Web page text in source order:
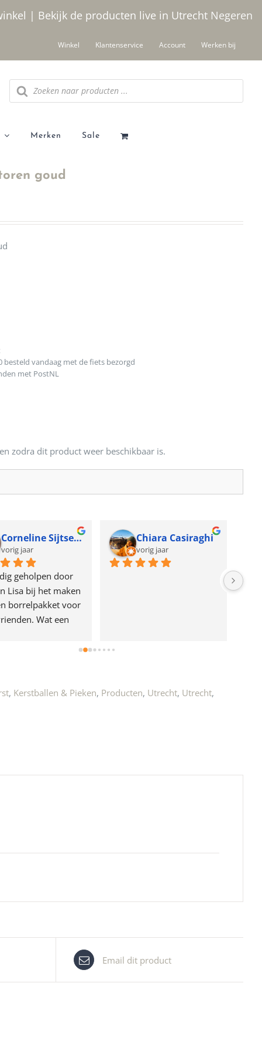
| Bekijk de producten live in Utrecht Negeren
Winkel Klantenservice Account Werken bij
Producten
zoeken
Merken Sale
goud
besteld vandaag met de fiets bezorgd
met PostNL
zodra dit product weer beschikbaar is.
Corneline Sijtsema
vorig jaar
geholpen door
Lisa bij het maken
borrelpakket voor
Wat een
Chiara Casiraghi
vorig jaar
, Kerstballen & Pieken, Producten, Utrecht, Utrecht,
Email dit product